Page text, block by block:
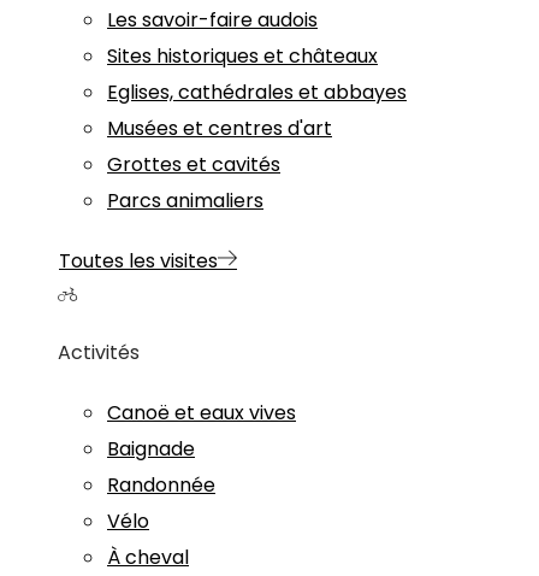
Les savoir-faire audois
Sites historiques et châteaux
Eglises, cathédrales et abbayes
Musées et centres d'art
Grottes et cavités
Parcs animaliers
Toutes les visites
Activités
Canoë et eaux vives
Baignade
Randonnée
Vélo
À cheval